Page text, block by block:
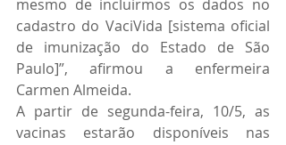
mesmo de incluirmos os dados no
cadastro do VaciVida [sistema oficial
de imunização do Estado de São
Paulo]”, afirmou a enfermeira
Carmen Almeida.
A partir de segunda-feira, 10/5, as
vacinas estarão disponíveis nas